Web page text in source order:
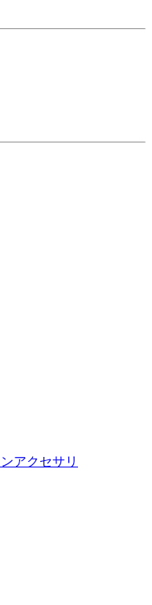
アクセサリ